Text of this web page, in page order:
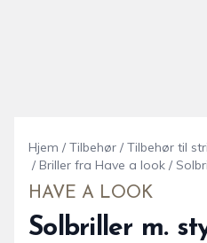
Hjem / Tilbehør / Tilbehør til
/ Briller fra Have a look /
HAVE A LOOK
Solbriller m.